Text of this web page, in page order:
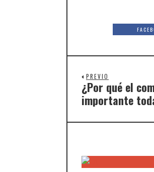
PREVIO
¿Por qué el
importante